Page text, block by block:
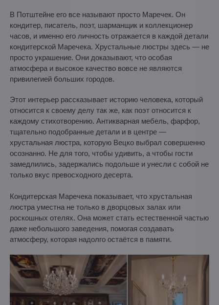
В Потштейне его все называют просто Маречек. Он
кондитер, писатель, поэт, шарманщик и коллекционер
часов, и именно его личность отражается в каждой детали
кондитерской Маречека. Хрустальные люстры здесь — не
просто украшение. Они доказывают, что особая
атмосфера и высокое качество вовсе не являются
привилегией больших городов.
Этот интерьер рассказывает историю человека, который
относится к своему делу так же, как поэт относится к
каждому стихотворению. Антикварная мебель, фарфор,
тщательно подобранные детали и в центре —
хрустальная люстра, которую Вецко выбрал совершенно
осознанно. Не для того, чтобы удивить, а чтобы гости
замедлились, задержались подольше и унесли с собой не
только вкус превосходного десерта.
Кондитерская Маречека показывает, что хрустальная
люстра уместна не только в дворцовых залах или
роскошных отелях. Она может стать естественной частью
даже небольшого заведения, помогая создавать
атмосферу, которая надолго остаётся в памяти.